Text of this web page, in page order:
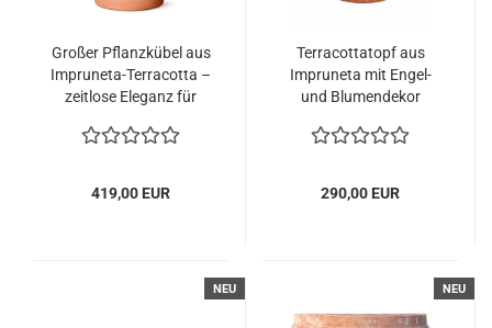
Großer Pflanzkübel aus
Impruneta-Terracotta –
zeitlose Eleganz für
419,00 EUR
Terracottatopf aus
Impruneta mit Engel-
und Blumendekor
290,00 EUR
NEU NEU